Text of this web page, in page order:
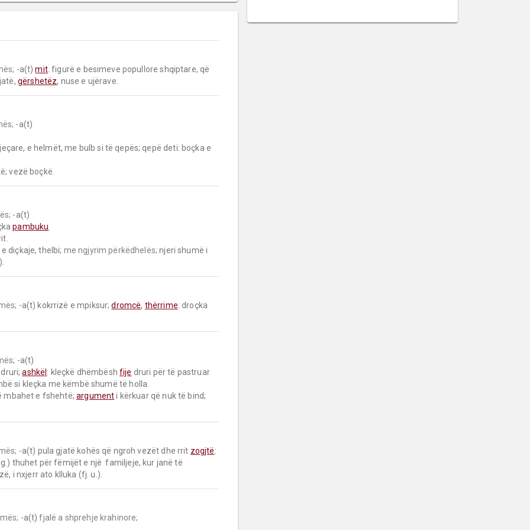
-a(t) mit. figurë e besimeve popullore shqiptare, që
gërshetëz, nuse e ujërave.
-a(t)
e helmët, me bulb si të qepës; qepë deti: boçka e
vezë boçkë.
-a(t)
pambuku
diçkaje, thelbi; me ngjyrim përkëdhelës; njeri shumë i
-a(t) kokrrizë e mpiksur; dromcë, thërrime
-a(t)
ashkël : kleçkë dhëmbësh fije druri për të pastruar
si kleçka me këmbë shumë të holla.
mbahet e fshehtë; argument i kërkuar që nuk të bind;
-a(t) pula gjatë kohës që ngroh vezët dhe rrit zogjtë:
thuhet për fëmijët e një  familjeje, kur janë të
i nxjerr ato klluka (fj. u.).
-a(t) fjalë a shprehje krahinore;